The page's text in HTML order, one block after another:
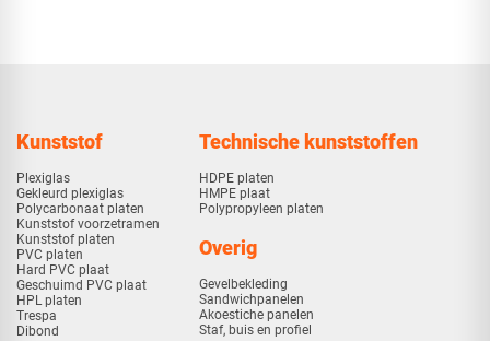
Kunststof
Plexiglas
Gekleurd plexiglas
Polycarbonaat platen
Kunststof voorzetramen
Kunststof platen
PVC platen
Hard PVC plaat
Geschuimd PVC plaat
HPL platen
Trespa
Dibond
Technische kunststoffen
HDPE platen
HMPE plaat
Polypropyleen platen
Overig
Gevelbekleding
Sandwichpanelen
Akoestiche panelen
Staf, buis en profiel